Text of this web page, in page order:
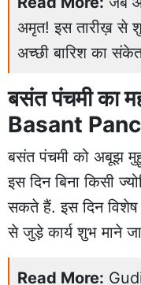
अमृत! इस तारीख़ से
अच्छी बारिश का
बसंत पंचमी का
Basant
बसंत पंचमी को अबूझ
इस दिन बिना किसी
सकते हैं. इस दिन विशेष
से जुड़े कार्य शुभ माने
Read More: